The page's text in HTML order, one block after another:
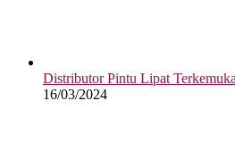
Distributor Pintu Lipat
16/03/2024